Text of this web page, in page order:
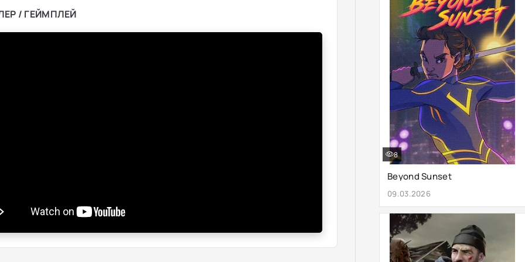
/ ГЕЙМПЛЕЙ
Beyond Sunset
09.03.2026
8